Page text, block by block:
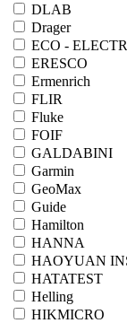
DLAB
Drager
ECO -
ERESCO
Ermenrich
FLIR
Fluke
FOIF
GALDABINI
Garmin
GeoMax
Guide
Hamilton
HANNA
HAOYUAN
HATATEST
Helling
HIKMICRO